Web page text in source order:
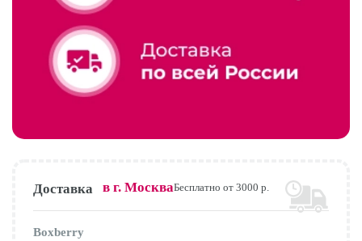
Доставка в г. МоскваБесплатно от 3000 р.
Boxberry